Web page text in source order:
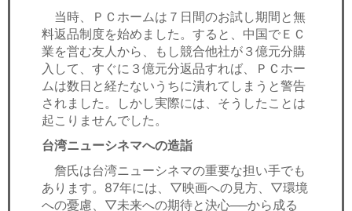
当時、ＰＣホームは７日間のお試し期間と無
料返品制度を始めました。すると、中国でＥＣ
業を営む友人から、もし競合他社が３億元分購
入して、すぐに３億元分返品すれば、ＰＣホー
ムは数日と経たないうちに潰れてしまうと警告
されました。しかし実際には、そうしたことは
起こりませんでした。
台湾ニューシネマへの造詣
詹氏は台湾ニューシネマの重要な担い手でも
あります。87年には、▽映画への見方、▽環境
への憂慮、▽未来への期待と決心──から成る